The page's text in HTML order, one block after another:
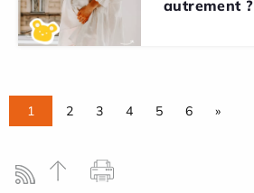
autrement ?
1 2 3 4 5 6 »